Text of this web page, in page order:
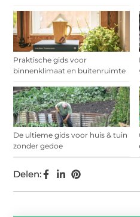
Praktische gids voor
binnenklimaat en buitenruimte
De ultieme gids voor huis & tuin
zonder gedoe
Delen: